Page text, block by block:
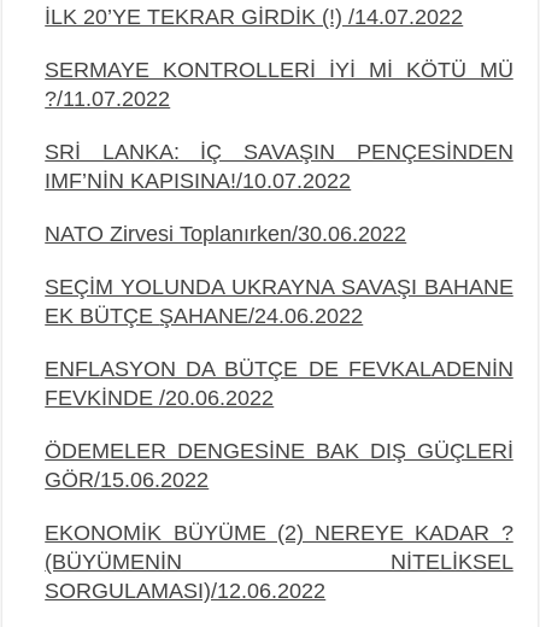
İLK 20’YE TEKRAR GİRDİK (!) /14.07.2022
SERMAYE KONTROLLERİ İYİ Mİ KÖTÜ MÜ
?/11.07.2022
SRİ LANKA: İÇ SAVAŞIN PENÇESİNDEN
IMF’NİN KAPISINA!/10.07.2022
NATO Zirvesi Toplanırken/30.06.2022
SEÇİM YOLUNDA UKRAYNA SAVAŞI BAHANE
EK BÜTÇE ŞAHANE/24.06.2022
ENFLASYON DA BÜTÇE DE FEVKALADENİN
FEVKİNDE /20.06.2022
ÖDEMELER DENGESİNE BAK DIŞ GÜÇLERİ
GÖR/15.06.2022
EKONOMİK BÜYÜME (2) NEREYE KADAR ?
(BÜYÜMENİN NİTELİKSEL
SORGULAMASI)/12.06.2022